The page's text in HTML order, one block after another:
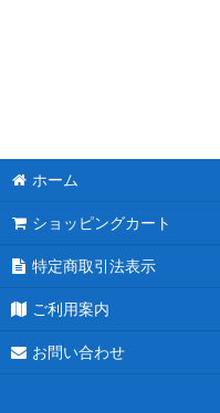
ホーム
ショッピングカート
特定商取引法表示
ご利用案内
お問い合わせ